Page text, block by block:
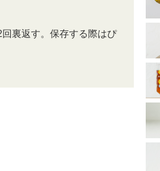
裏返す。保存する際はぴ